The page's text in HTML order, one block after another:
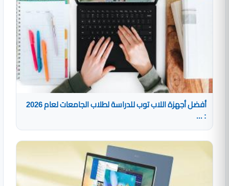
أفضل أجهزة اللاب توب للدراسة لطلاب الجامعات لعام 2026
: ...